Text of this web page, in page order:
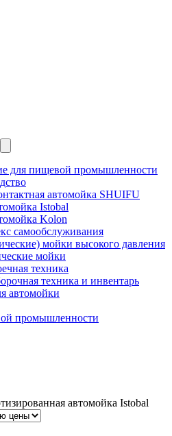
для пищевой промышленности
автомойка SHUIFU
Istobal
Kolon
самообслуживания
мойки высокого давления
мойки
техника
техника и инвентарь
автомойки
промышленности
автомойка Istobal